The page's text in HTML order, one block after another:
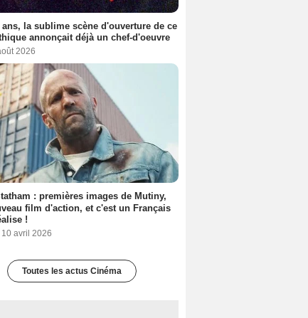
ans, la sublime scène d'ouverture de ce
annonçait déjà un chef-d'oeuvre
2026
: premières images de Mutiny,
film d'action, et c'est un Français
!
avril 2026
Toutes les actus Cinéma